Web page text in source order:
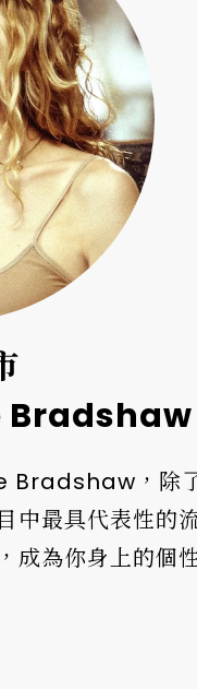
Bradshaw
Bradshaw，除
最具代表性的
為你身上的個